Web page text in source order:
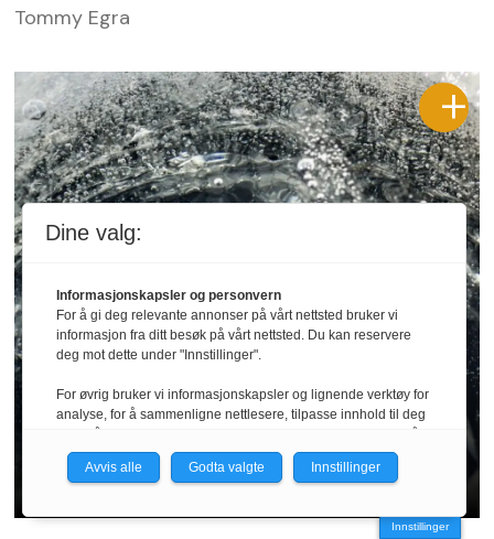
Tommy Egra
Fiskertips
Slik tar du ørret, abbor og
gjedde på isen – og her
finner du dem
Innstillinger
Dine valg:
Informasjonskapsler og personvern
For å gi deg relevante annonser på vårt nettsted bruker vi
informasjon fra ditt besøk på vårt nettsted. Du kan reservere
deg mot dette under "Innstillinger".
For øvrig bruker vi informasjonskapsler og lignende verktøy for
analyse, for å sammenligne nettlesere, tilpasse innhold til deg
personvernerklæring.
du få relevante annonser på nettstedene til medlemmene i
nettverket basert på informasjon fra dine besøk på tvers av
Avvis alle Godta valgte Innstillinger